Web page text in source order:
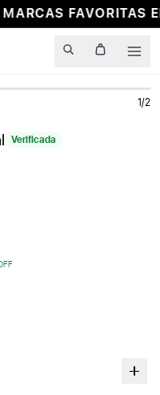
FAVORITAS
1/2
Verificada